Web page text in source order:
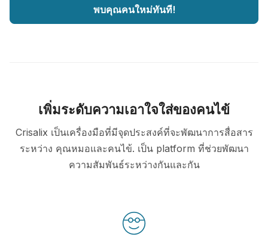
พบคุณคนใหม่ทันที!
เพิ่มระดับความเอาใจใส่ของคนไข้
Crisalix เป็นเครื่องมือที่มีจุดประสงค์ที่จะพัฒนาการสื่อสาร
ระหว่าง คุณหมอและคนไข้. เป็น platform ที่ช่วยพัฒนา
ความสัมพันธ์ระหว่างกันและกัน